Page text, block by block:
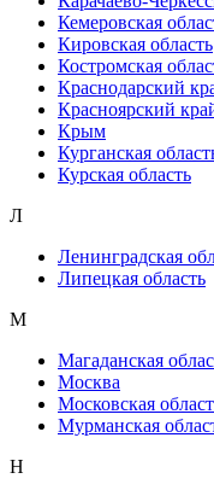
Кемеровская
Кировская область
Костромская
Краснодарский
Красноярский
Крым
Курганская
Курская область
Л
Ленинградская
Липецкая область
М
Магаданская
Москва
Московская
Мурманская
Н